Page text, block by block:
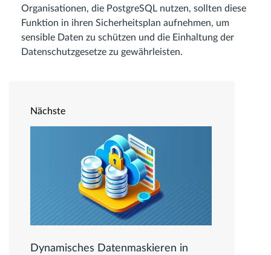
Organisationen, die PostgreSQL nutzen, sollten diese
Funktion in ihren Sicherheitsplan aufnehmen, um
sensible Daten zu schützen und die Einhaltung der
Datenschutzgesetze zu gewährleisten.
Nächste
Dynamisches Datenmaskieren in